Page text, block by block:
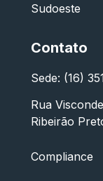
Sudoeste
Contato
Sede: (16)
Rua
Ribeirão
Compliance